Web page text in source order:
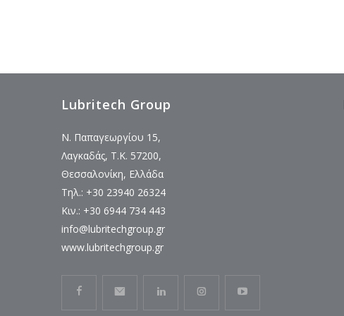
Lubritech Group
Ν. Παπαγεωργίου 15,
Λαγκαδάς, Τ.Κ. 57200,
Θεσσαλονίκη, Ελλάδα
Τηλ.: +30 23940 26324
Κιν.: +30 6944 734 443
info@lubritechgroup.gr
www.lubritechgroup.gr